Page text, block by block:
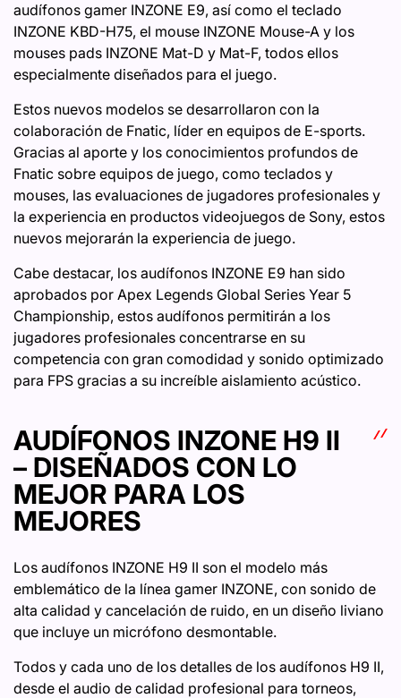
audífonos gamer INZONE E9, así como el teclado
INZONE KBD-H75, el mouse INZONE Mouse-A y los
mouses pads INZONE Mat-D y Mat-F, todos ellos
especialmente diseñados para el juego.
Estos nuevos modelos se desarrollaron con la
colaboración de Fnatic, líder en equipos de E-sports.
Gracias al aporte y los conocimientos profundos de
Fnatic sobre equipos de juego, como teclados y
mouses, las evaluaciones de jugadores profesionales y
la experiencia en productos videojuegos de Sony, estos
nuevos mejorarán la experiencia de juego.
Cabe destacar, los audífonos INZONE E9 han sido
aprobados por Apex Legends Global Series Year 5
Championship, estos audífonos permitirán a los
jugadores profesionales concentrarse en su
competencia con gran comodidad y sonido optimizado
para FPS gracias a su increíble aislamiento acústico.
AUDÍFONOS INZONE H9 II
– DISEÑADOS CON LO
MEJOR PARA LOS
MEJORES
Los audífonos INZONE H9 II son el modelo más
emblemático de la línea gamer INZONE, con sonido de
alta calidad y cancelación de ruido, en un diseño liviano
que incluye un micrófono desmontable.
Todos y cada uno de los detalles de los audífonos H9 II,
desde el audio de calidad profesional para torneos,